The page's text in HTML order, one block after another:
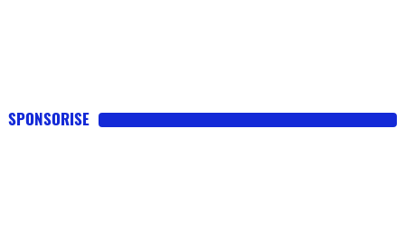
SPONSORISE